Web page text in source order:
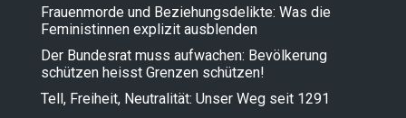
Frauenmorde und Beziehungsdelikte: Was die
Feministinnen explizit ausblenden
Der Bundesrat muss aufwachen: Bevölkerung
schützen heisst Grenzen schützen!
Tell, Freiheit, Neutralität: Unser Weg seit 1291